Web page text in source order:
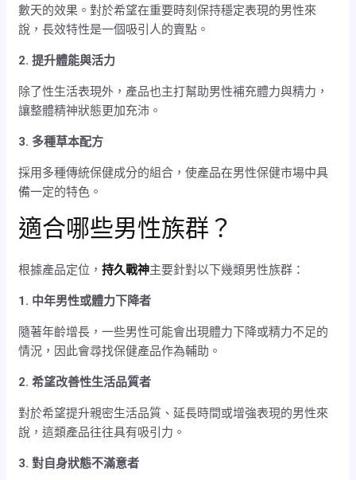
數天的效果。對於希望在重要時刻保持穩定表現的男性來
說，長效特性是一個吸引人的賣點。
2. 提升體能與活力
除了性生活表現外，產品也主打幫助男性補充體力與精力，
讓整體精神狀態更加充沛。
3. 多種草本配方
採用多種傳統保健成分的組合，使產品在男性保健市場中具
備一定的特色。
適合哪些男性族群？
根據產品定位，持久戰神主要針對以下幾類男性族群：
1. 中年男性或體力下降者
隨著年齡增長，一些男性可能會出現體力下降或精力不足的
情況，因此會尋找保健產品作為輔助。
2. 希望改善性生活品質者
對於希望提升親密生活品質、延長時間或增強表現的男性來
說，這類產品往往具有吸引力。
3. 對自身狀態不滿意者